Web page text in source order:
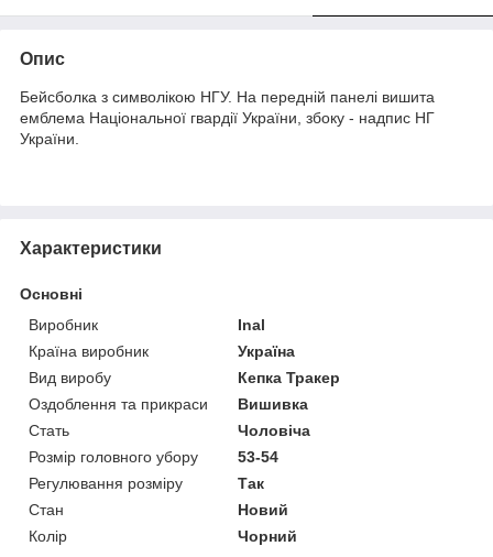
Опис
Бейсболка з символікою НГУ. На передній панелі вишита
емблема Національної гвардії України, збоку - надпис НГ
України.
Характеристики
Основні
Виробник
Inal
Країна виробник
Україна
Вид виробу
Кепка Тракер
Оздоблення та прикраси
Вишивка
Стать
Чоловіча
Розмір головного убору
53-54
Регулювання розміру
Так
Стан
Новий
Колір
Чорний